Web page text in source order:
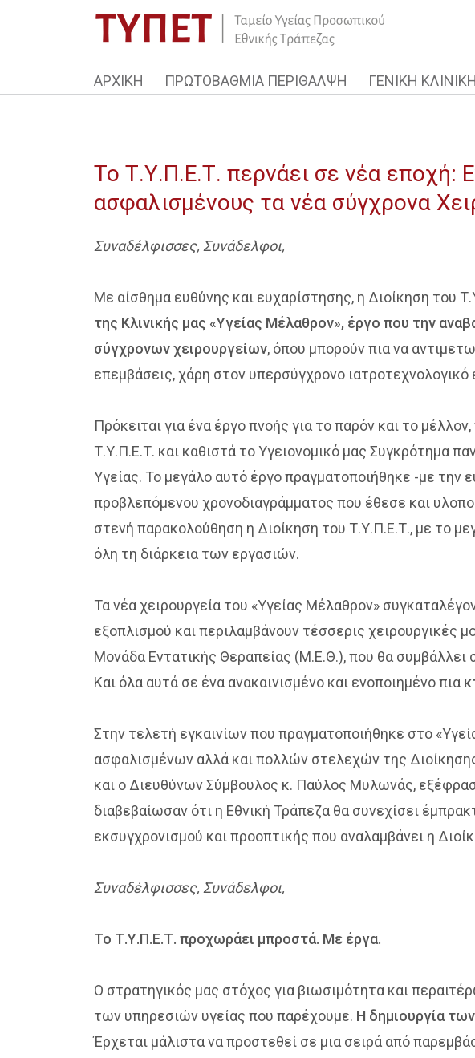
ΑΡΧΙΚΗ ΠΡΩΤΟΒΑΘΜΙΑ ΠΕΡΙΘΑΛΨΗ ΓΕΝΙΚΗ
Το Τ.Υ.Π.Ε.Τ. περνάει σε νέα εποχή:
ασφαλισμένους τα νέα σύγχρονα
Συναδέλφισσες, Συνάδελφοι,
Με αίσθημα ευθύνης και ευχαρίστησης, η Διοίκηση του
της Κλινικής μας «Υγείας Μέλαθρον», έργο που την
σύγχρονων χειρουργείων, όπου μπορούν πια να
επεμβάσεις, χάρη στον υπερσύγχρονο ιατροτεχνολογικό
Πρόκειται για ένα έργο πνοής για το παρόν και το
Τ.Υ.Π.Ε.Τ. και καθιστά το Υγειονομικό μας Συγκρότημα
Υγείας. Το μεγάλο αυτό έργο πραγματοποιήθηκε -με την
προβλεπόμενου χρονοδιαγράμματος που έθεσε και
στενή παρακολούθηση η Διοίκηση του Τ.Υ.Π.Ε.Τ., με το
όλη τη διάρκεια των εργασιών.
Τα νέα χειρουργεία του «Υγείας Μέλαθρον»
εξοπλισμού και περιλαμβάνουν τέσσερις
Μονάδα Εντατικής Θεραπείας (Μ.Ε.Θ.), που θα
Και όλα αυτά σε ένα ανακαινισμένο και ενοποιημένο πια
Στην τελετή εγκαινίων που πραγματοποιήθηκε στο
ασφαλισμένων αλλά και πολλών στελεχών της
και ο Διευθύνων Σύμβουλος κ. Παύλος Μυλωνάς,
διαβεβαίωσαν ότι η Εθνική Τράπεζα θα συνεχίσει
εκσυγχρονισμού και προοπτικής που αναλαμβάνει η
Συναδέλφισσες, Συνάδελφοι,
Το Τ.Υ.Π.Ε.Τ. προχωράει μπροστά. Με έργα.
Ο στρατηγικός μας στόχος για βιωσιμότητα και
των υπηρεσιών υγείας που παρέχουμε. Η δημιουργία
Έρχεται μάλιστα να προστεθεί σε μια σειρά από